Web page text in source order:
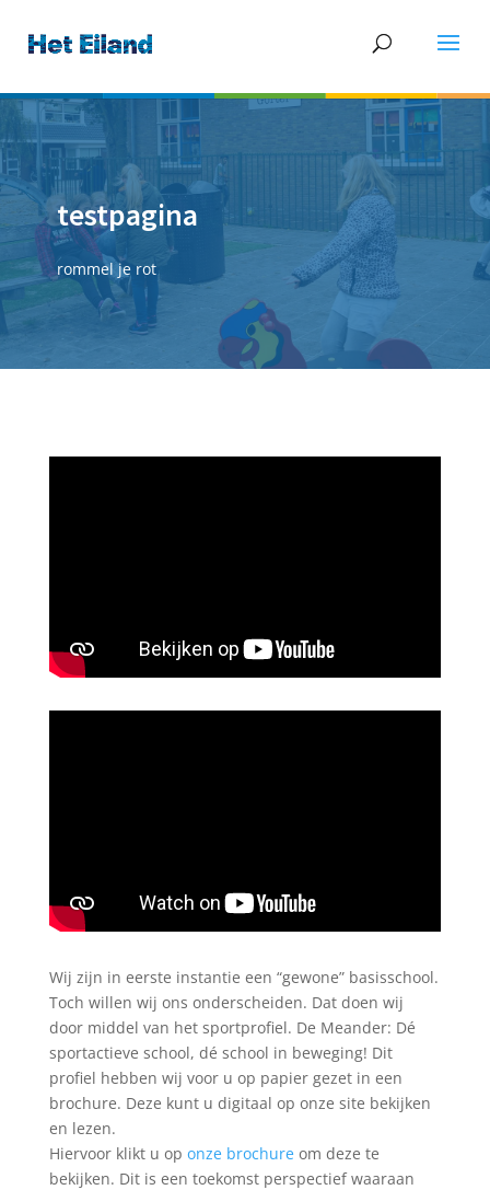
testpagina
rommel je rot
Wij zijn in eerste instantie een “gewone” basisschool.
Toch willen wij ons onderscheiden. Dat doen wij
door middel van het sportprofiel. De Meander: Dé
sportactieve school, dé school in beweging! Dit
profiel hebben wij voor u op papier gezet in een
brochure. Deze kunt u digitaal op onze site bekijken
en lezen.
Hiervoor klikt u op onze brochureom deze te
bekijken. Dit is een toekomst perspectief waaraan